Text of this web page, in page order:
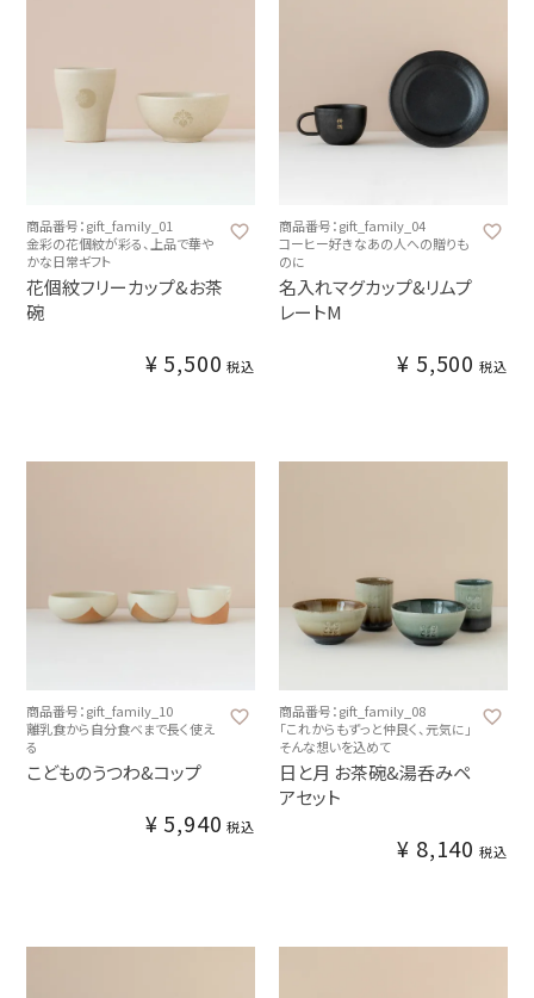
商品番号：gift_family_01
金彩の花個紋が彩る、上品で華や
かな日常ギフト
花個紋フリーカップ&お茶
碗
¥ 5,500 税込
商品番号：gift_family_04
コーヒー好きなあの人への贈りも
のに
名入れマグカップ&リムプ
レートM
¥ 5,500 税込
商品番号：gift_family_10
離乳食から自分食べまで長く使え
る
こどものうつわ&コップ
¥ 5,940 税込
商品番号：gift_family_08
「これからもずっと仲良く、元気に」
そんな想いを込めて
日と月 お茶碗&湯呑みペ
アセット
¥ 8,140 税込